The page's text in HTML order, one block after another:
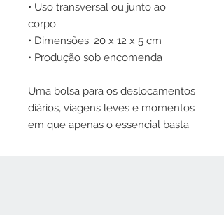
• Uso transversal ou junto ao
corpo
• Dimensões: 20 x 12 x 5 cm
• Produção sob encomenda
Uma bolsa para os deslocamentos
diários, viagens leves e momentos
em que apenas o essencial basta.